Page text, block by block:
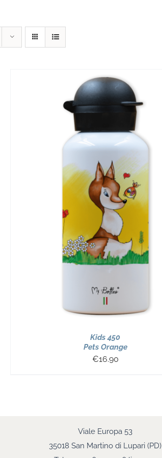
Kids 450
Pets Orange
€16.90
AGGIUNGI AL CARRELLO
Viale Europa 53
35018 San Martino di Lupari (PD)